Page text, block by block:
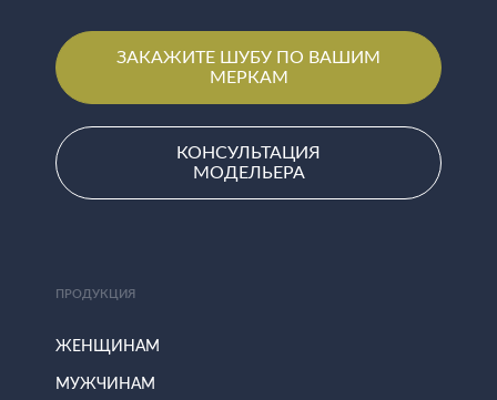
ЗАКАЖИТЕ ШУБУ ПО ВАШИМ
МЕРКАМ
КОНСУЛЬТАЦИЯ
МОДЕЛЬЕРА
ПРОДУКЦИЯ
ЖЕНЩИНАМ
МУЖЧИНАМ